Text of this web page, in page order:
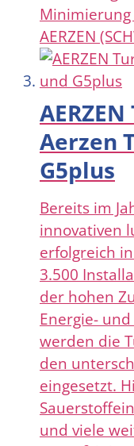
AERZEN
Aerzen
G5plus
Bereits im
innovativen
erfolgreich
3.500
der hohen
Energie-
werden die
den
eingesetzt.
und viele